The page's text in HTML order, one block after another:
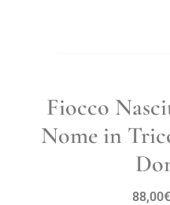
Fiocco
Nome in
88,00€